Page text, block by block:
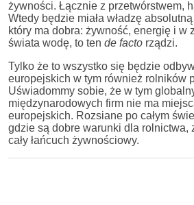
żywności. Łącznie z przetwórstwem,
Wtedy będzie miała władzę
który ma dobra: żywność, energię i w
świata wodę, to ten de facto rządzi.
Tylko że to wszystko się będzie
europejskich w tym również rolników
Uświadommy sobie, że w tym
międzynarodowych firm nie ma
europejskich. Rozsiane po całym
gdzie są dobre warunki dla rolnictwa,
cały łańcuch żywnościowy.